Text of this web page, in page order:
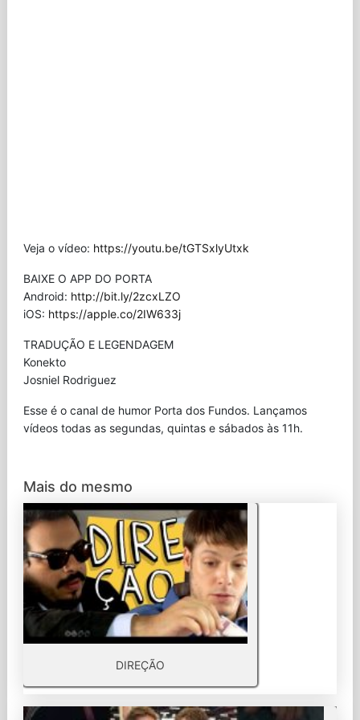
Veja o vídeo: https://youtu.be/tGTSxlyUtxk
BAIXE O APP DO PORTA
Android: http://bit.ly/2zcxLZO
iOS: https://apple.co/2IW633j
TRADUÇÃO E LEGENDAGEM
Konekto
Josniel Rodriguez
Esse é o canal de humor Porta dos Fundos. Lançamos
vídeos todas as segundas, quintas e sábados às 11h.
Mais do mesmo
DIREÇÃO